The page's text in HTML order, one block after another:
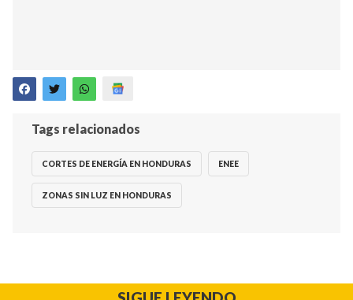
Tags relacionados
CORTES DE ENERGÍA EN HONDURAS ENEE
ZONAS SIN LUZ EN HONDURAS